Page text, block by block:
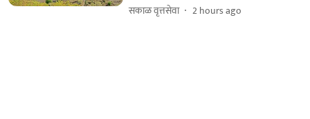
सकाळ वृत्तसेवा 2 hours ago